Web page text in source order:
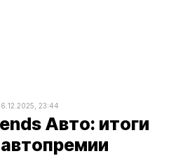
23:44
Авто: итоги